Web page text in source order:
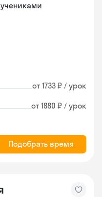
от 1733 ₽ / урок
от 1880 ₽ / урок
Подобрать время